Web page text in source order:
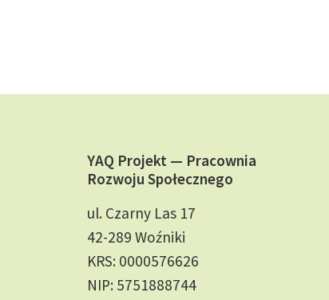
YAQ Projekt — Pracownia
Rozwoju Społecznego
ul. Czarny Las 17
42-289 Woźniki
KRS: 0000576626
NIP: 5751888744